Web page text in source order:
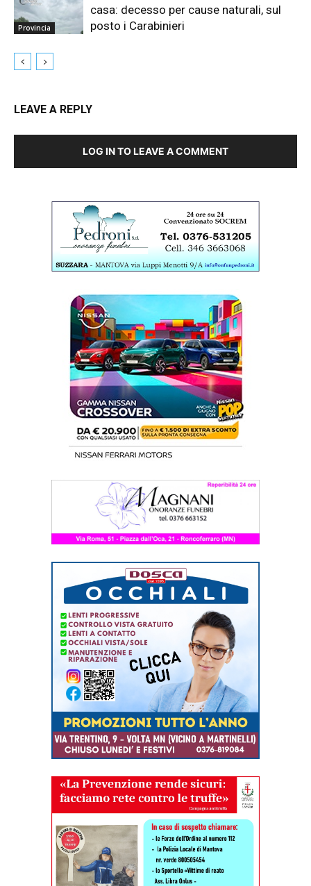
Provincia
casa: decesso per cause naturali, sul
posto i Carabinieri
LEAVE A REPLY
LOG IN TO LEAVE A COMMENT